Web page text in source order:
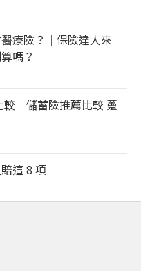
療險？｜保險達人來
嗎？
｜儲蓄險推薦比較 躉
這 8 項